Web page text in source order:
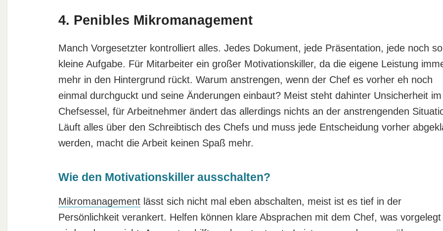
4. Penibles Mikromanagement
Manch Vorgesetzter kontrolliert alles. Jedes Dokument, jede Präsentation, jede noch so
kleine Aufgabe. Für Mitarbeiter ein großer Motivationskiller, da die eigene Leistung
mehr in den Hintergrund rückt. Warum anstrengen, wenn der Chef es vorher eh noch
einmal durchguckt und seine Änderungen einbaut? Meist steht dahinter Unsicherheit im
Chefsessel, für Arbeitnehmer ändert das allerdings nichts an der anstrengenden
Läuft alles über den Schreibtisch des Chefs und muss jede Entscheidung vorher
werden, macht die Arbeit keinen Spaß mehr.
Wie den Motivationskiller ausschalten?
Mikromanagementlässt sich nicht mal eben abschalten, meist ist es tief in der
Persönlichkeit verankert. Helfen können klare Absprachen mit dem Chef, was vorgelegt